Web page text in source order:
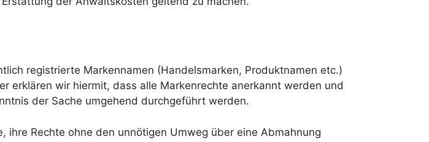
registrierte Markennamen (Handelsmarken, Produktnamen etc.)
erklären wir hiermit, dass alle Markenrechte anerkannt werden und
der Sache umgehend durchgeführt werden.
Rechte ohne den unnötigen Umweg über eine Abmahnung